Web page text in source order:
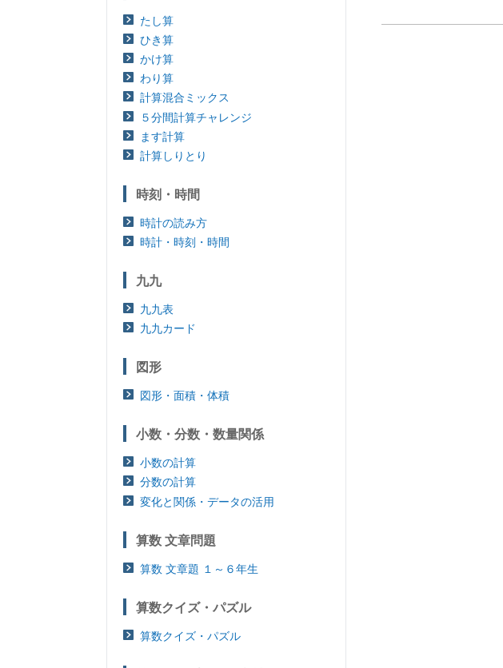
たし算
ひき算
かけ算
わり算
計算混合ミックス
５分間計算チャレンジ
ます計算
計算しりとり
時刻・時間
時計の読み方
時計・時刻・時間
九九
九九表
九九カード
図形
図形・面積・体積
小数・分数・数量関係
小数の計算
分数の計算
変化と関係・データの活用
算数 文章問題
算数 文章題 １～６年生
算数クイズ・パズル
算数クイズ・パズル